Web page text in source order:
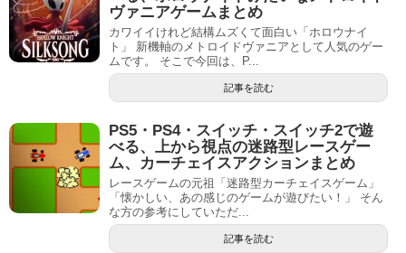
ヴァニアゲームまとめ
カワイイけれど結構ムズくて面白い「ホロウナイ
ト」 新機軸のメトロイドヴァニアとして人気のゲー
ムです。 そこで今回は、P...
記事を読む
PS5・PS4・スイッチ・スイッチ2で遊
べる、上から視点の迷路型レースゲー
ム、カーチェイスアクションまとめ
レースゲームの元祖「迷路型カーチェイスゲーム」
「懐かしい、あの感じのゲームが遊びたい！」 そん
な方の参考にしていただ...
記事を読む